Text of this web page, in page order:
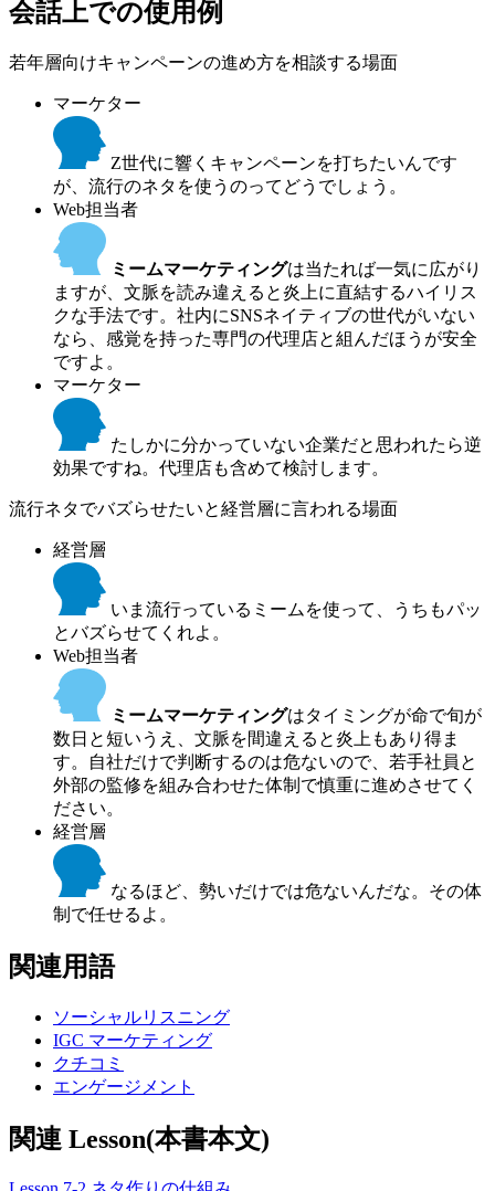
会話上での使用例
若年層向けキャンペーンの進め方を相談する場面
マーケター
Z世代に響くキャンペーンを打ちたいんです
が、流行のネタを使うのってどうでしょう。
Web担当者
ミームマーケティングは当たれば一気に広がり
ますが、文脈を読み違えると炎上に直結するハイリス
クな手法です。社内にSNSネイティブの世代がいない
なら、感覚を持った専門の代理店と組んだほうが安全
ですよ。
マーケター
たしかに分かっていない企業だと思われたら逆
効果ですね。代理店も含めて検討します。
流行ネタでバズらせたいと経営層に言われる場面
経営層
いま流行っているミームを使って、うちもパッ
とバズらせてくれよ。
Web担当者
ミームマーケティングはタイミングが命で旬が
数日と短いうえ、文脈を間違えると炎上もあり得ま
す。自社だけで判断するのは危ないので、若手社員と
外部の監修を組み合わせた体制で慎重に進めさせてく
ださい。
経営層
なるほど、勢いだけでは危ないんだな。その体
制で任せるよ。
関連用語
ソーシャルリスニング
IGC マーケティング
クチコミ
エンゲージメント
関連 Lesson(本書本文)